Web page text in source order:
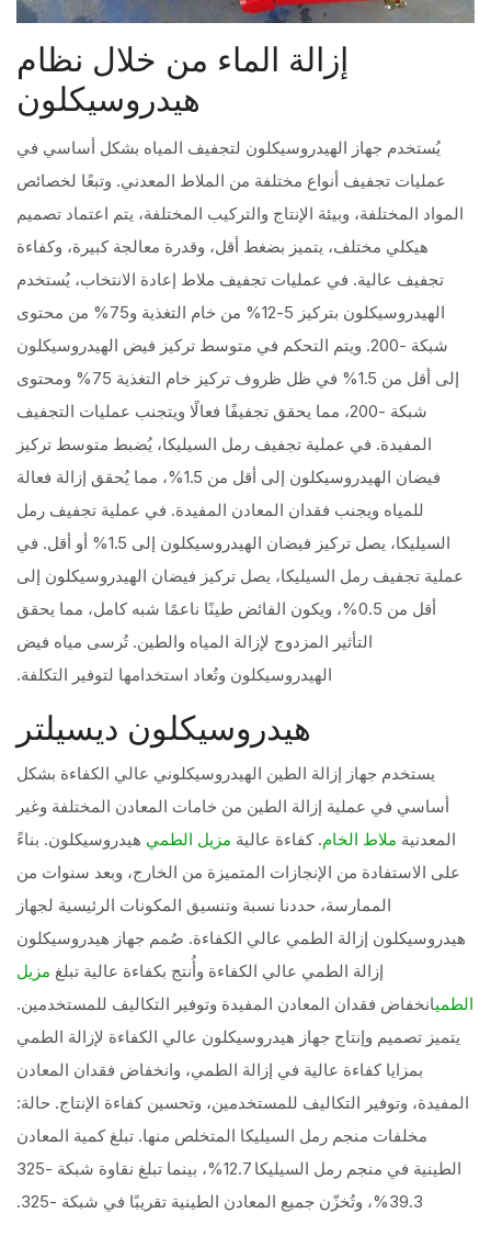
إزالة الماء من خلال نظام
هيدروسيكلون
يُستخدم جهاز الهيدروسيكلون لتجفيف المياه بشكل أساسي في
عمليات تجفيف أنواع مختلفة من الملاط المعدني. وتبعًا لخصائص
المواد المختلفة، وبيئة الإنتاج والتركيب المختلفة، يتم اعتماد تصميم
هيكلي مختلف، يتميز بضغط أقل، وقدرة معالجة كبيرة، وكفاءة
تجفيف عالية. في عمليات تجفيف ملاط إعادة الانتخاب، يُستخدم
الهيدروسيكلون بتركيز 5-12% من خام التغذية و75% من محتوى
شبكة -200. ويتم التحكم في متوسط تركيز فيض الهيدروسيكلون
إلى أقل من 1.5% في ظل ظروف تركيز خام التغذية 75% ومحتوى
شبكة -200، مما يحقق تجفيفًا فعالًا ويتجنب عمليات التجفيف
المفيدة. في عملية تجفيف رمل السيليكا، يُضبط متوسط تركيز
فيضان الهيدروسيكلون إلى أقل من 1.5%، مما يُحقق إزالة فعالة
للمياه ويجنب فقدان المعادن المفيدة. في عملية تجفيف رمل
السيليكا، يصل تركيز فيضان الهيدروسيكلون إلى 1.5% أو أقل. في
عملية تجفيف رمل السيليكا، يصل تركيز فيضان الهيدروسيكلون إلى
أقل من 0.5%، ويكون الفائض طينًا ناعمًا شبه كامل، مما يحقق
التأثير المزدوج لإزالة المياه والطين. تُرسى مياه فيض
الهيدروسيكلون وتُعاد استخدامها لتوفير التكلفة.
هيدروسيكلون ديسيلتر
يستخدم جهاز إزالة الطين الهيدروسيكلوني عالي الكفاءة بشكل
أساسي في عملية إزالة الطين من خامات المعادن المختلفة وغير
المعدنية ملاط الخام. كفاءة عالية مزيل الطمي هيدروسيكلون. بناءً
على الاستفادة من الإنجازات المتميزة من الخارج، وبعد سنوات من
الممارسة، حددنا نسبة وتنسيق المكونات الرئيسية لجهاز
هيدروسيكلون إزالة الطمي عالي الكفاءة. صُمم جهاز هيدروسيكلون
إزالة الطمي عالي الكفاءة وأُنتج بكفاءة عالية تبلغ مزيل
الطميانخفاض فقدان المعادن المفيدة وتوفير التكاليف للمستخدمين.
يتميز تصميم وإنتاج جهاز هيدروسيكلون عالي الكفاءة لإزالة الطمي
بمزايا كفاءة عالية في إزالة الطمي، وانخفاض فقدان المعادن
المفيدة، وتوفير التكاليف للمستخدمين، وتحسين كفاءة الإنتاج. حالة:
مخلفات منجم رمل السيليكا المتخلص منها. تبلغ كمية المعادن
الطينية في منجم رمل السيليكا 12.7%، بينما تبلغ نقاوة شبكة -325
39.3%، وتُخزّن جميع المعادن الطينية تقريبًا في شبكة -325.